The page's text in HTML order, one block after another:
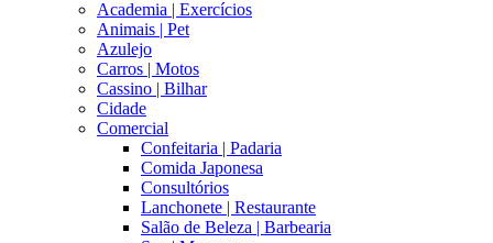
Academia | Exercícios
Animais | Pet
Azulejo
Carros | Motos
Cassino | Bilhar
Cidade
Comercial
Confeitaria | Padaria
Comida Japonesa
Consultórios
Lanchonete | Restaurante
Salão de Beleza | Barbearia